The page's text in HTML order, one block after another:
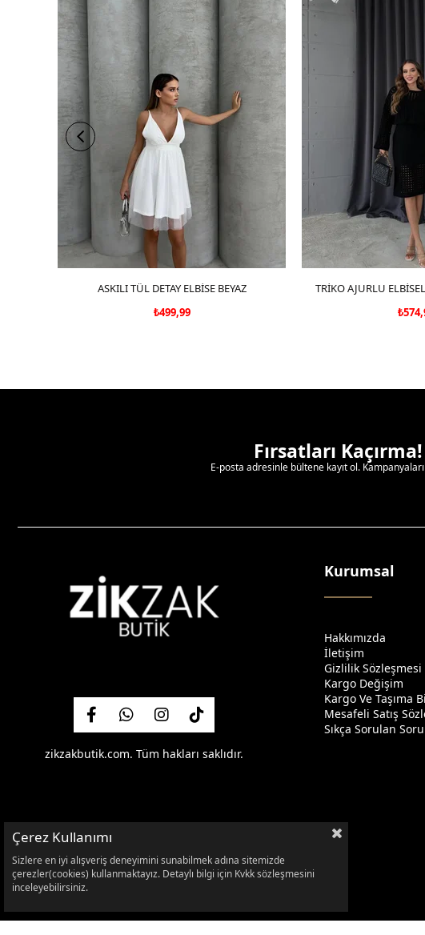
SEPETE EKLE
ASKILI TÜL DETAY ELBİSE BEYAZ
₺499,99
SEPETE
TRİKO AJURLU
Fırsatları Kaçırma!
E-posta adresinle bültene kayıt ol.
zikzakbutik.com. Tüm hakları saklıdır.
Kurumsal
Hakkımızda
İletişim
Gizlilik Sözleşmesi
Kargo Değişim
Kargo Ve Taşıma
Mesafeli Satış
Sıkça Sorulan
Çerez Kullanımı
Sizlere en iyi alışveriş deneyimini sunabilmek adına sitemizde
çerezler(cookies) kullanmaktayız. Detaylı bilgi için Kvkk sözleşmesini
inceleyebilirsiniz.